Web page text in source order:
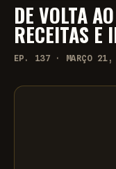
DE VOLTA
RECEITAS E
EP. 137 · MARÇO 21,